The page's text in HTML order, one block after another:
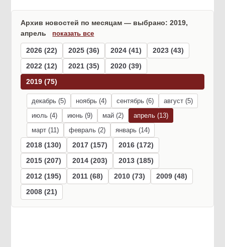
Архив новостей по месяцам — выбрано: 2019,
апрель
показать все
2026 (22) 2025 (36) 2024 (41)
2023 (43)
2022 (12)
2021 (35)
2020 (39)
2019 (75)
декабрь (5) ноябрь (4) сентябрь (6)
август (5)
июль (4)
июнь (9) май (2)
апрель (13)
март (11)
февраль (2) январь (14)
2018 (130) 2017 (157)
2016 (172)
2015 (207)
2014 (203)
2013 (185)
2012 (195)
2011 (68) 2010 (73)
2009 (48)
2008 (21)